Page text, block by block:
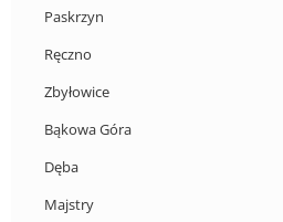
Paskrzyn
Ręczno
Zbyłowice
Bąkowa Góra
Dęba
Majstry